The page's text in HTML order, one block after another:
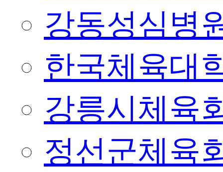
강동성심병
한국체육대
강릉시체육
정선군체육